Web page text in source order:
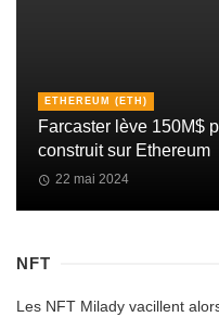
ETHEREUM (ETH)
Farcaster lève 150M$
construit sur Ethereum
22 mai 2024
NFT
Les NFT Milady vacillent